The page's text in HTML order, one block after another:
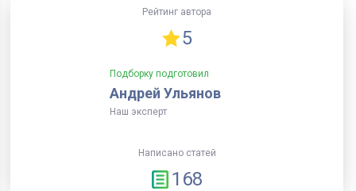
Рейтинг автора
5
Подборку подготовил
Андрей Ульянов
Наш эксперт
Написано статей
168